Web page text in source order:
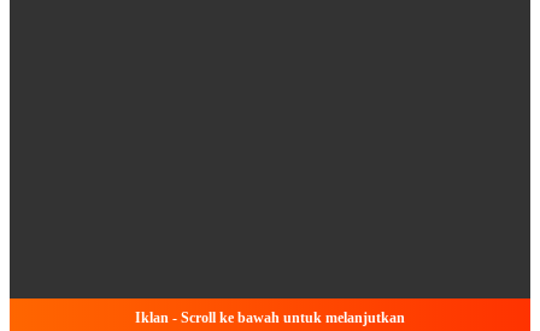
Iklan - Scroll ke bawah untuk melanjutkan